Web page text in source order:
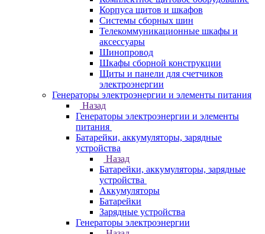
Корпуса щитов и шкафов
Системы сборных шин
Телекоммуникационные шкафы и
аксессуары
Шинопровод
Шкафы сборной конструкции
Щиты и панели для счетчиков
электроэнергии
Генераторы электроэнергии и элементы питания
Назад
Генераторы электроэнергии и элементы
питания
Батарейки, аккумуляторы, зарядные
устройства
Назад
Батарейки, аккумуляторы, зарядные
устройства
Аккумуляторы
Батарейки
Зарядные устройства
Генераторы электроэнергии